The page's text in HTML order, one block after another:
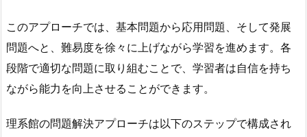
このアプローチでは、基本問題から応用問題、そして発展
問題へと、難易度を徐々に上げながら学習を進めます。各
段階で適切な問題に取り組むことで、学習者は自信を持ち
ながら能力を向上させることができます。
理系館の問題解決アプローチは以下のステップで構成され